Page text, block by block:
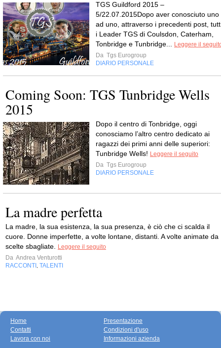
TGS Guildford 2015 –
5/22.07.2015Dopo aver conosciuto uno
ad uno, attraverso i precedenti post,
i Leader TGS di Coulsdon, Caterham,
Tonbridge e Tunbridge... Leggere il
Da Tgs Eurogroup
DIARIO PERSONALE
Coming Soon: TGS Tunbridge Wells
2015
Dopo il centro di Tonbridge, oggi
conosciamo l’altro centro dedicato ai
ragazzi dei primi anni delle superiori:
Tunbridge Wells! Leggere il seguito
Da Tgs Eurogroup
DIARIO PERSONALE
La madre perfetta
La madre, la sua esistenza, la sua presenza, è ciò che ci scalda il
cuore. Donne imperfette, a volte lontane, distanti. A volte animate da
scelte sbagliate. Leggere il seguito
Da Andrea Venturotti
RACCONTI , TALENTI
Home
Contatti
Lavora con noi
Presentazione
Condizioni d'uso
Informazioni azienda